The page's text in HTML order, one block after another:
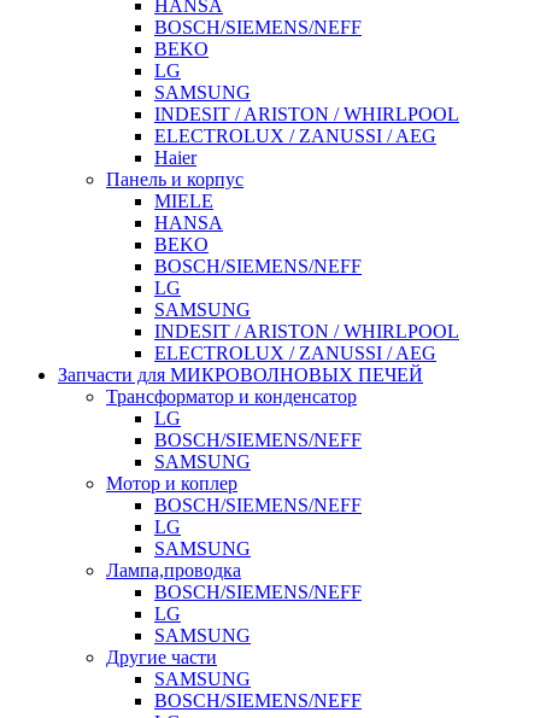
HANSA
BOSCH/SIEMENS/NEFF
BEKO
LG
SAMSUNG
INDESIT / ARISTON / WHIRLPOOL
ELECTROLUX / ZANUSSI / AEG
Haier
Панель и корпус
MIELE
HANSA
BEKO
BOSCH/SIEMENS/NEFF
LG
SAMSUNG
INDESIT / ARISTON / WHIRLPOOL
ELECTROLUX / ZANUSSI / AEG
Запчасти для МИКРОВОЛНОВЫХ ПЕЧЕЙ
Трансформатор и конденсатор
LG
BOSCH/SIEMENS/NEFF
SAMSUNG
Мотор и коплер
BOSCH/SIEMENS/NEFF
LG
SAMSUNG
Лампа,проводка
BOSCH/SIEMENS/NEFF
LG
SAMSUNG
Другие части
SAMSUNG
BOSCH/SIEMENS/NEFF